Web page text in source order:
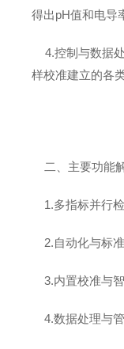
得出pH值和电导
4.控制与数据
样校准建立的各
二、主要功能
1.多指标并行检
2.自动化与标准
3.内置校准与智
4.数据处理与管